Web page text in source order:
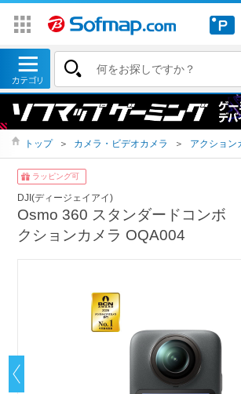
トップ ＞ カメラ・ビデオカメラ ＞ アクション
ラッピング可
DJI(ディージェイアイ)
Osmo 360 スタンダードコン
クションカメラ OQA004